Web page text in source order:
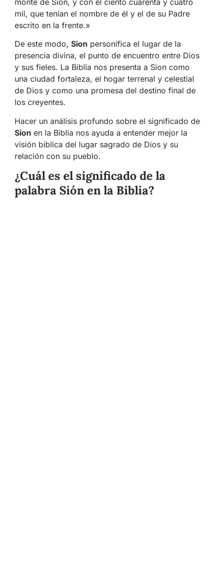
mil, que tenían el nombre de él y el de su Padre
escrito en la frente.»
De este modo, Sion personifica el lugar de la
presencia divina, el punto de encuentro entre Dios
y sus fieles. La Biblia nos presenta a Sion como
una ciudad fortaleza, el hogar terrenal y celestial
de Dios y como una promesa del destino final de
los creyentes.
Hacer un análisis profundo sobre el significado de
Sion en la Biblia nos ayuda a entender mejor la
visión bíblica del lugar sagrado de Dios y su
relación con su pueblo.
¿Cuál es el significado de la
palabra Sión en la Biblia?